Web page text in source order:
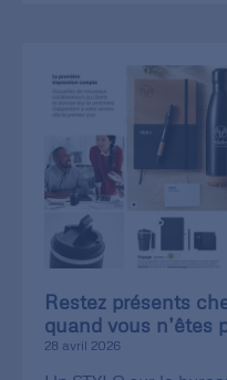
Restez présents
quand vous n’êtes
28 avril 2026